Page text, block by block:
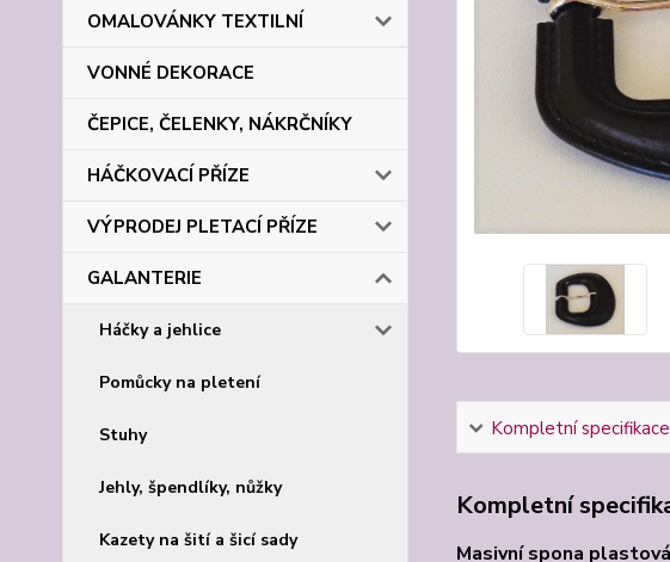
OMALOVÁNKY TEXTILNÍ
VONNÉ DEKORACE
ČEPICE, ČELENKY, NÁKRČNÍKY
HÁČKOVACÍ PŘÍZE
VÝPRODEJ PLETACÍ PŘÍZE
GALANTERIE
Háčky a jehlice
Pomůcky na pletení
Stuhy
Jehly, špendlíky, nůžky
Kazety na šití a šicí sady
Kompletní specifikace
Kompletní
Masivní spona